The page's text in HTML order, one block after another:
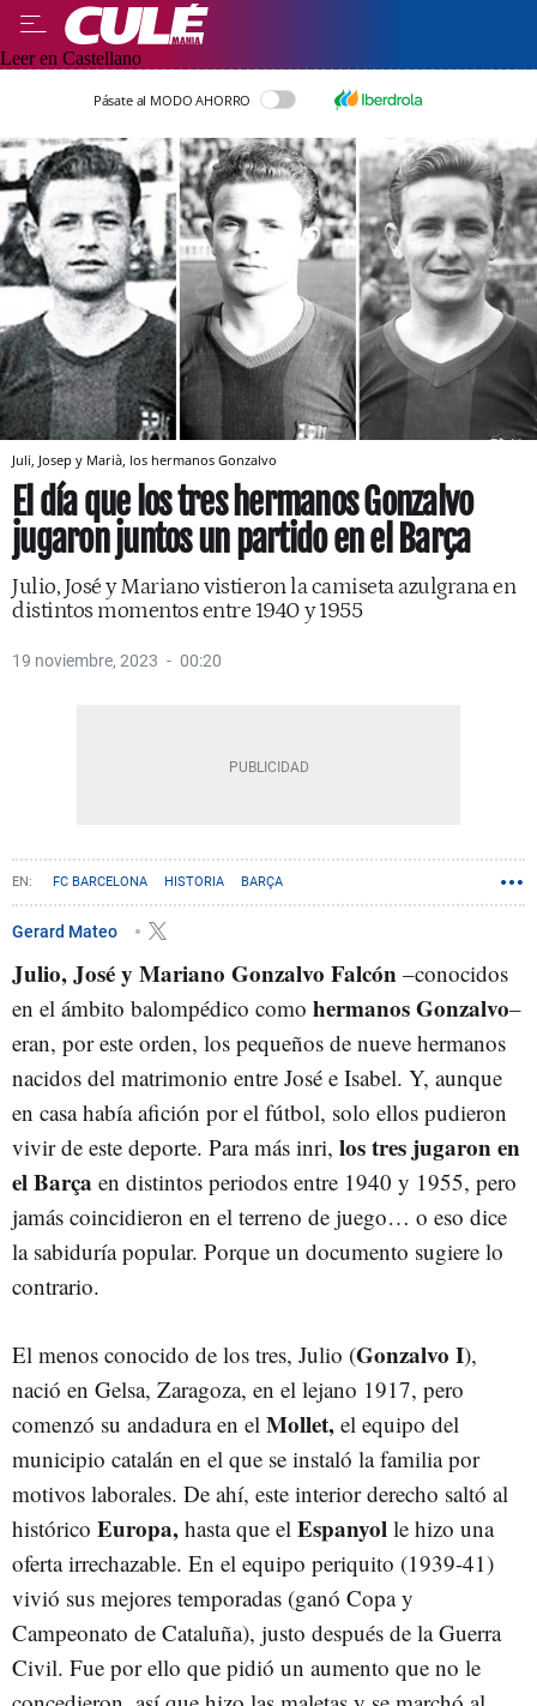
Leer en Castellano
Pásate al MODO AHORRO
Juli, Josep y Marià, los hermanos Gonzalvo
El día que los tres hermanos Gonzalvo
jugaron juntos un partido en el Barça
Julio, José y Mariano vistieron la camiseta azulgrana en
distintos momentos entre 1940 y 1955
19 noviembre, 2023 00:20
FC BARCELONA HISTORIA BARÇA
Gerard Mateo
Julio, José y Mariano Gonzalvo Falcón –conocidos
en el ámbito balompédico como hermanos Gonzalvo–
eran, por este orden, los pequeños de nueve hermanos
nacidos del matrimonio entre José e Isabel. Y, aunque
en casa había afición por el fútbol, solo ellos pudieron
vivir de este deporte. Para más inri, los tres jugaron en
el Barça en distintos periodos entre 1940 y 1955, pero
jamás coincidieron en el terreno de juego… o eso dice
la sabiduría popular. Porque un documento sugiere lo
contrario.
El menos conocido de los tres, Julio (Gonzalvo I),
nació en Gelsa, Zaragoza, en el lejano 1917, pero
comenzó su andadura en el Mollet, el equipo del
municipio catalán en el que se instaló la familia por
motivos laborales. De ahí, este interior derecho saltó al
histórico Europa, hasta que el Espanyol le hizo una
oferta irrechazable. En el equipo periquito (1939-41)
vivió sus mejores temporadas (ganó Copa y
Campeonato de Cataluña), justo después de la Guerra
Civil. Fue por ello que pidió un aumento que no le